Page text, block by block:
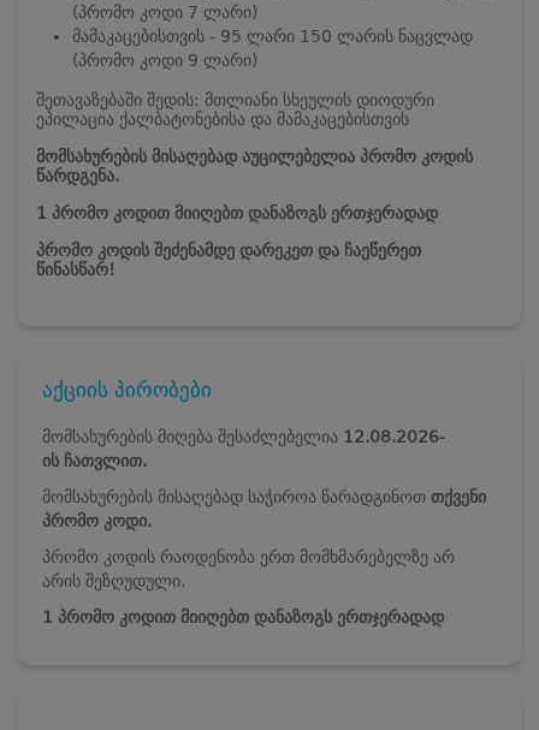
(პრომო კოდი 7 ლარი)
მამაკაცებისთვის - 95 ლარი 150 ლარის ნაცვლად
(პრომო კოდი 9 ლარი)
შეთავაზებაში შედის: მთლიანი სხეულის დიოდური
ეპილაცია ქალბატონებისა და მამაკაცებისთვის
მომსახურების მისაღებად აუცილებელია პრომო კოდის
წარდგენა.
1 პრომო კოდით მიიღებთ დანაზოგს ერთჯერადად
პრომო კოდის შეძენამდე დარეკეთ და ჩაეწერეთ
წინასწარ!
აქციის პირობები
მომსახურების მიღება შესაძლებელია 12.08.2026-
ის ჩათვლით.
მომსახურების მისაღებად საჭიროა წარადგინოთ თქვენი
პრომო კოდი.
პრომო კოდის რაოდენობა ერთ მომხმარებელზე არ
არის შეზღუდული.
1 პრომო კოდით მიიღებთ დანაზოგს ერთჯერადად